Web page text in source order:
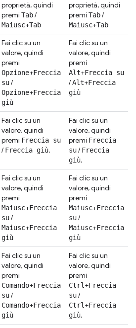
proprietà, quindi
premi Tab/
Maiusc+Tab
proprietà, quindi
premi Tab/
Maiusc+Tab
Fai clic su un
valore, quindi
premi
Opzione+Freccia
su/
Opzione+Freccia
giù
Fai clic su un
valore, quindi
premi
Alt+Freccia su
/Alt+Freccia
giù
Fai clic su un
valore, quindi
premi Freccia su
/ Freccia giù.
Fai clic su un
valore, quindi
premi Freccia
su/ Freccia
giù.
Fai clic su un
valore, quindi
premi
Maiusc+Freccia
su/
Maiusc+Freccia
giù
Fai clic su un
valore, quindi
premi
Maiusc+Freccia
su/
Maiusc+Freccia
giù
Fai clic su un
valore, quindi
premi
Comando+Freccia
su/
Comando+Freccia
giù
Fai clic su un
valore, quindi
premi
Ctrl +Freccia
su/
Ctrl +Freccia
giù.